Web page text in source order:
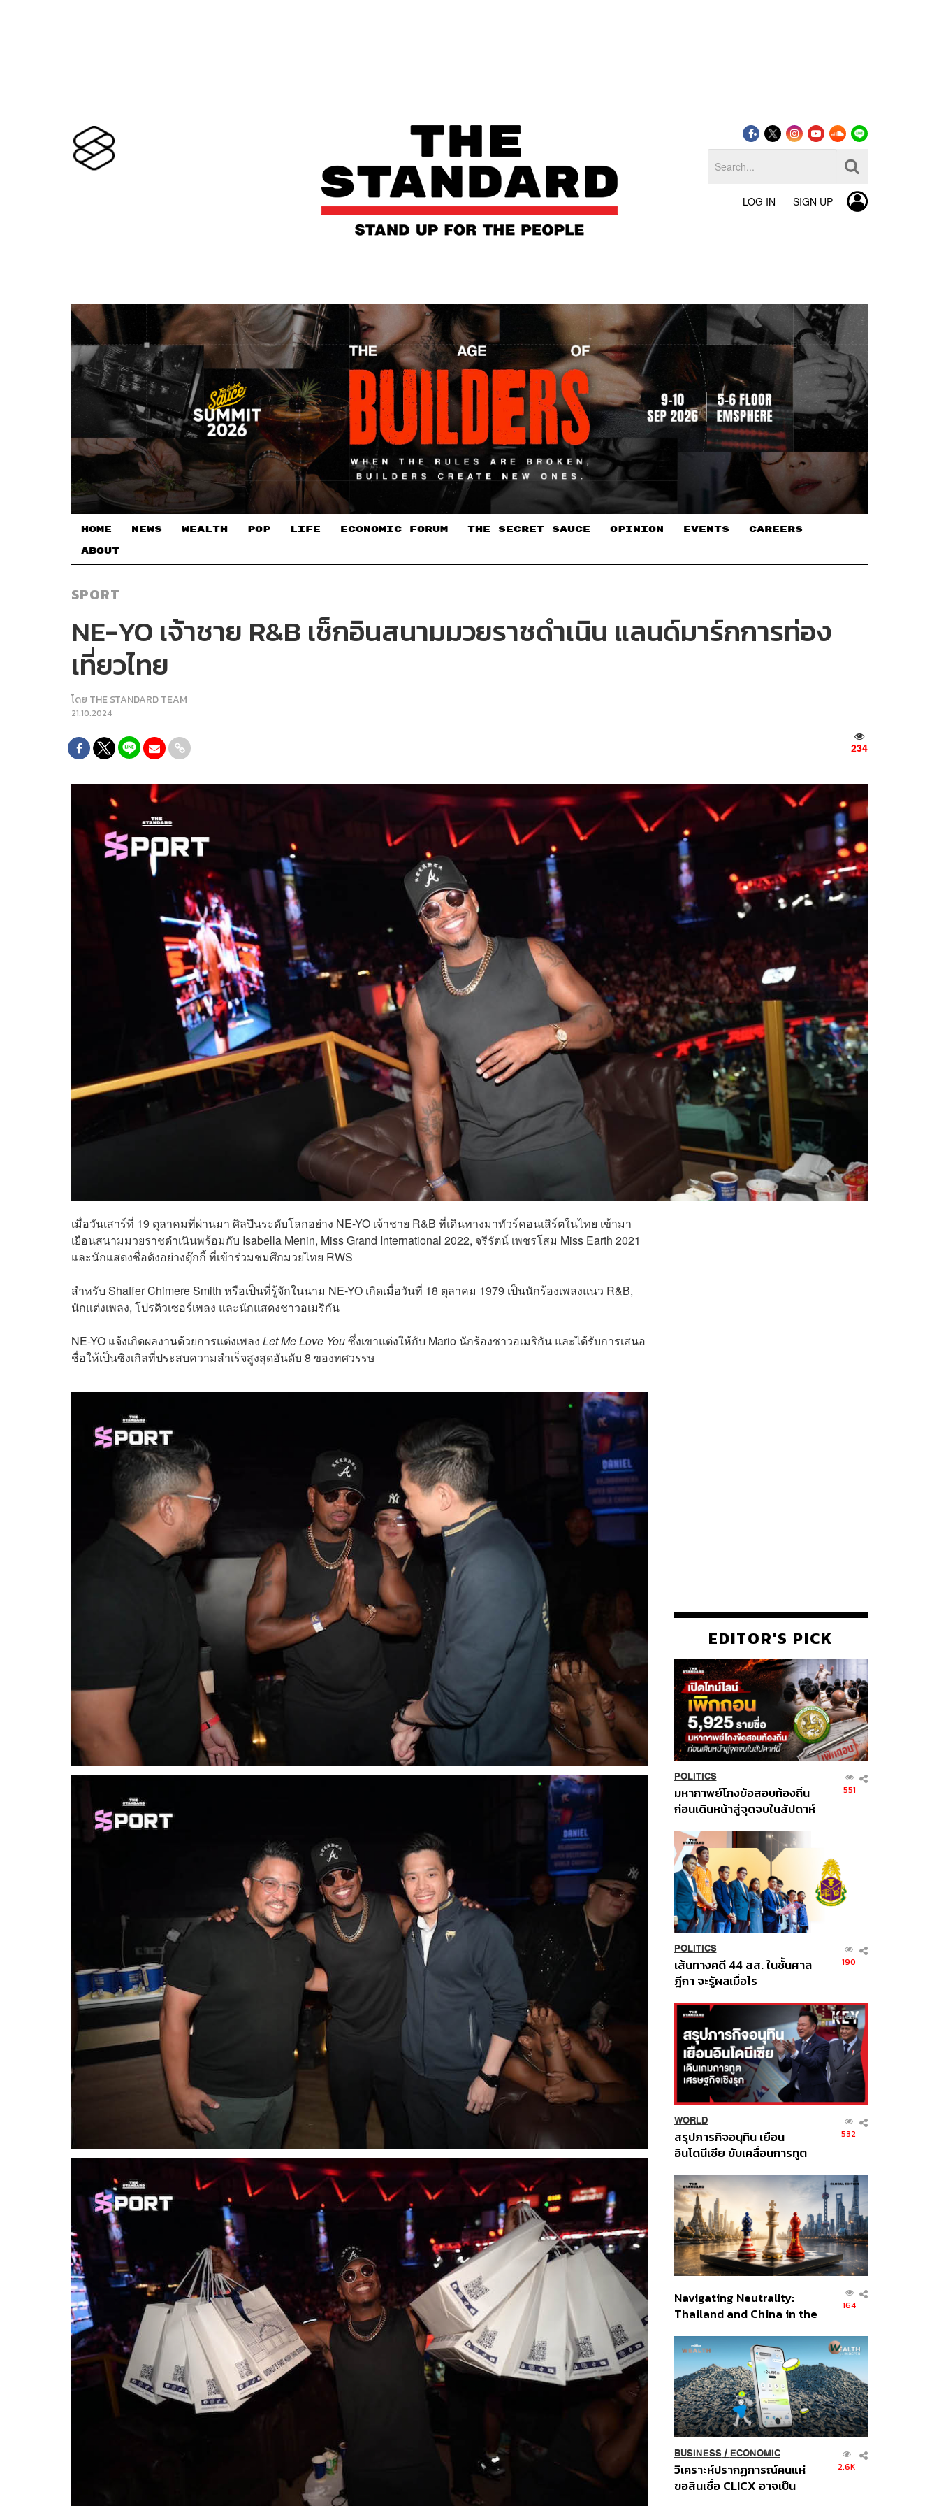
LOG IN SIGN UP
HOME NEWS WEALTH POP LIFE ECONOMIC FORUM THE SECRET SAUCE​ OPINION EVENTS CAREERS
ABOUT
SPORT
NE-YO เจ้าชาย R&B เช็กอินสนามมวยราชดำเนิน แลนด์มาร์กการท่อง
เที่ยวไทย
โดย THE STANDARD TEAM
21.10.2024
234
เมื่อวันเสาร์ที่ 19 ตุลาคมที่ผ่านมา ศิลปินระดับโลกอย่าง NE-YO เจ้าชาย R&B ที่เดินทางมาทัวร์คอนเสิร์ตในไทย เข้ามา
เยือนสนามมวยราชดำเนินพร้อมกับ Isabella Menin, Miss Grand International 2022, จรีรัตน์ เพชรโสม Miss Earth 2021
และนักแสดงชื่อดังอย่างตุ๊กกี้ ที่เข้าร่วมชมศึกมวยไทย RWS
สำหรับ Shaffer Chimere Smith หรือเป็นที่รู้จักในนาม NE-YO เกิดเมื่อวันที่ 18 ตุลาคม 1979 เป็นนักร้องเพลงแนว R&B,
นักแต่งเพลง, โปรดิวเซอร์เพลง และนักแสดงชาวอเมริกัน
NE-YO แจ้งเกิดผลงานด้วยการแต่งเพลง Let Me Love Youซึ่งเขาแต่งให้กับ Mario นักร้องชาวอเมริกัน และได้รับการเสนอ
ชื่อให้เป็นซิงเกิลที่ประสบความสำเร็จสูงสุดอันดับ 8 ของทศวรรษ
EDITOR'S PICK
POLITICS
มหากาพย์โกงข้อสอบท้องถิ่น
ก่อนเดินหน้าสู่จุดจบในสัปดาห์
551
POLITICS
เส้นทางคดี 44 สส. ในชั้นศาล
ฎีกา จะรู้ผลเมื่อไร
190
WORLD
สรุปภารกิจอนุทิน เยือน
อินโดนีเซีย ขับเคลื่อนการทูต
ส่วนยุทธศาสตร์ไทย –
อินโดนีเซีย
532
Navigating Neutrality:
Thailand and China in the
Order
164
BUSINESS/ ECONOMIC
วิเคราะห์ปรากฏการณ์คนแห่
ขอสินเชื่อ CLICX อาจเป็น
2.6K